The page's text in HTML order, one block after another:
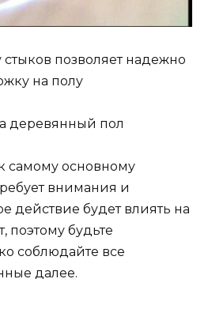
позволяет надежно
на полу
деревянный пол
самому основному
внимания и
действие будет влиять на
поэтому будьте
соблюдайте все
далее.